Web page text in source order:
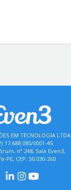
EM TECNOLOGIA LTDA
17.688.085/0001-45
nº 248, Sala Even3,
PE, CEP: 50.030-260